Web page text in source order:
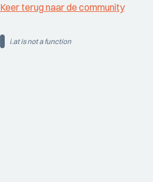
Keer terug naar de community
i.at is not a function